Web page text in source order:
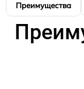
Преимущества